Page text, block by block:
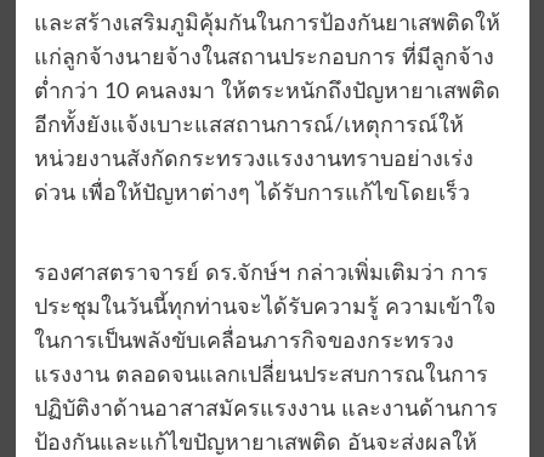
และสร้างเสริมภูมิคุ้มกันในการป้องกันยาเสพติดให้
แก่ลูกจ้างนายจ้างในสถานประกอบการ ที่มีลูกจ้าง
ต่ำกว่า 10 คนลงมา ให้ตระหนักถึงปัญหายาเสพติด
อีกทั้งยังแจ้งเบาะแสสถานการณ์/เหตุการณ์ให้
หน่วยงานสังกัดกระทรวงแรงงานทราบอย่างเร่ง
ด่วน เพื่อให้ปัญหาต่างๆ ได้รับการแก้ไขโดยเร็ว
รองศาสตราจารย์ ดร.จักษ์ฯ กล่าวเพิ่มเติมว่า การ
ประชุมในวันนี้ทุกท่านจะได้รับความรู้ ความเข้าใจ
ในการเป็นพลังขับเคลื่อนภารกิจของกระทรวง
แรงงาน ตลอดจนแลกเปลี่ยนประสบการณในการ
ปฏิบัติงาด้านอาสาสมัครแรงงาน และงานด้านการ
ป้องกันและแก้ไขปัญหายาเสพติด อันจะส่งผลให้